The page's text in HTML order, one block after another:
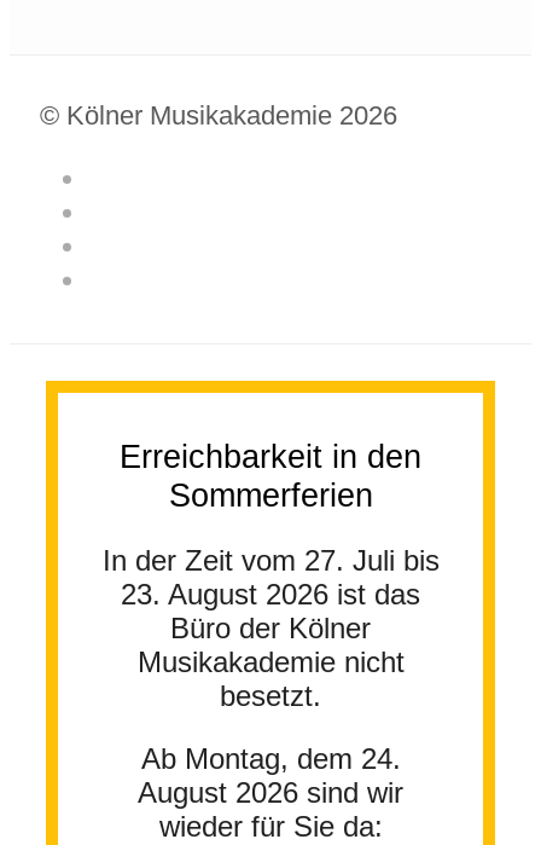
© Kölner Musikakademie 2026
Erreichbarkeit in den
Sommerferien
In der Zeit vom 27. Juli bis
23. August 2026 ist das
Büro der Kölner
Musikakademie nicht
besetzt.
Ab Montag, dem 24.
August 2026 sind wir
wieder für Sie da: